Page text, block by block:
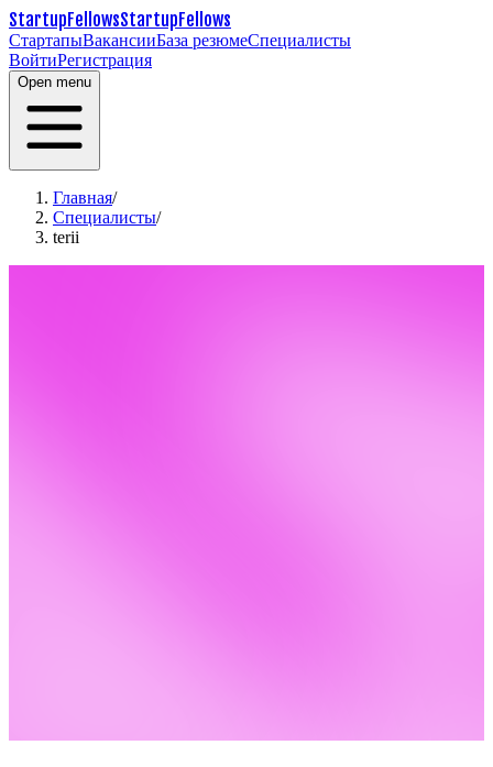
StartupFellowsStartupFellows
СтартапыВакансииБаза резюмеСпециалисты
ВойтиРегистрация
Open menu
Главная/
Специалисты/
terii